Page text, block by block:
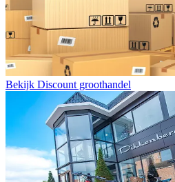
Bekijk Discount groothandel